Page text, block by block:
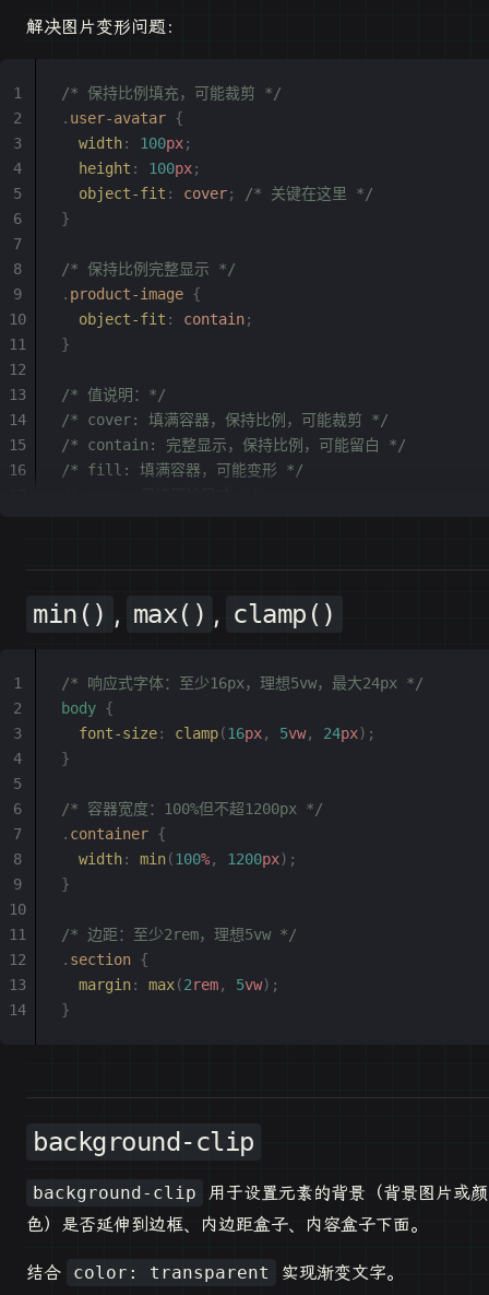
解决图片变形问题：
/* 保持比例填充，可能裁剪 */
. user-avatar {
  width
: 100px;
  height
: 100px;
  object-fit
: cover;
/* 关键在这里 */
}
/* 保持比例完整显示 */
. product-image {
  object-fit
: contain;
}
/* 值说明：*/
/* cover: 填满容器，保持比例，可能裁剪 */
/* contain: 完整显示，保持比例，可能留白 */
/* fill: 填满容器，可能变形 */
min() , max() , clamp()
/* 响应式字体：至少16px，理想5vw，最大24px */
body {
  font-size
: clamp(16px, 5vw, 24px);
}
/* 容器宽度：100%但不超1200px */
. container {
  width
: min(100%, 1200px);
}
/* 边距：至少2rem，理想5vw */
. section {
  margin
: max(2rem, 5vw);
}
background-clip
background-clip
用于设置元素的背景（背景图片或颜
色）是否延伸到边框、内边距盒子、内容盒子下面。
结合 color: transparent 实现渐变文字。